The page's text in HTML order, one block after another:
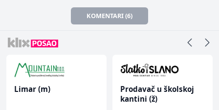
KOMENTARI (6)
Limar (m)
Prodavač u školskoj
kantini (ž)